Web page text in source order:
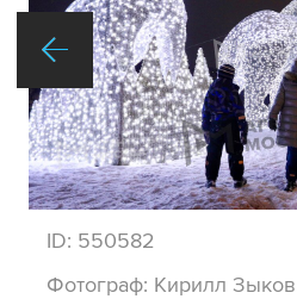
ID: 550582
Фотограф: Кирилл Зыков